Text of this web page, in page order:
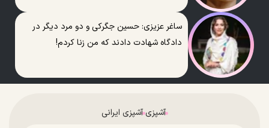
ساغر عزیزی: حسین جگرکی و دو مرد دیگر در
دادگاه شهادت دادند که من زنا کردم!
آشپزیآشپزی ایرانی